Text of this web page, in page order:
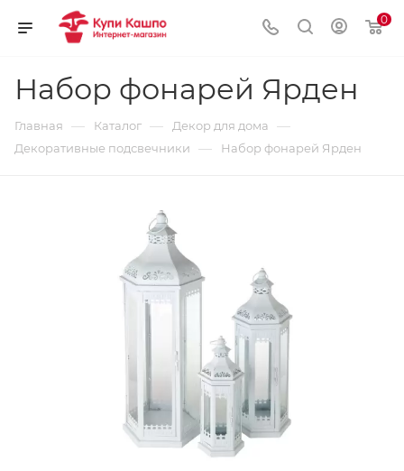
0
Набор фонарей Ярден
Главная — Каталог — Декор для дома —
Декоративные подсвечники — Набор фонарей Ярден